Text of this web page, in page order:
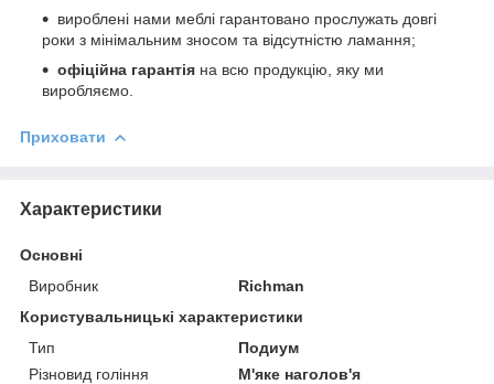
вироблені нами меблі гарантовано прослужать довгі
роки з мінімальним зносом та відсутністю ламання;
офіційна гарантія на всю продукцію, яку ми
виробляємо.
Приховати
Характеристики
Основні
Виробник
Richman
Користувальницькі характеристики
Тип
Подиум
Різновид гоління
М'яке наголов'я